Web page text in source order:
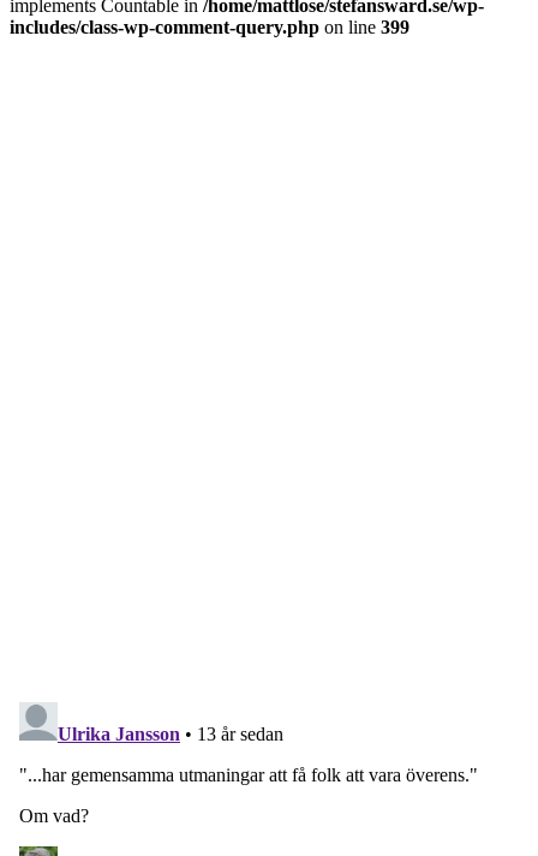
implements Countable in /home/mattlose/stefansward.se/wp-
includes/class-wp-comment-query.php on line 399